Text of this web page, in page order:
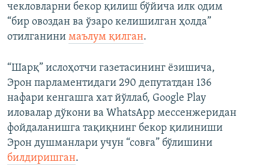
чекловларни бекор қилиш бўйича илк одим
“бир овоздан ва ўзаро келишилган ҳолда”
отилганини маълум қилган.
“Шарқ” ислоҳотчи газетасининг ёзишича,
Эрон парламентидаги 290 депутатдан 136
нафари кенгашга хат йўллаб, Google Play
иловалар дўкони ва WhatsApp мессенжеридан
фойдаланишга тақиқнинг бекор қилиниши
Эрон душманлари учун “совға” бўлишини
билдиришган.